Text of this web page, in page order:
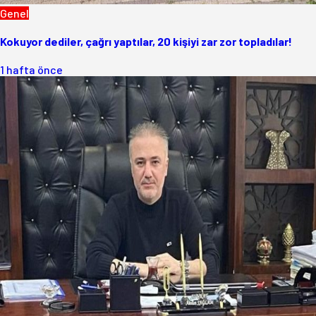
Genel
Kokuyor dediler, çağrı yaptılar, 20 kişiyi zar zor topladılar!
1 hafta önce